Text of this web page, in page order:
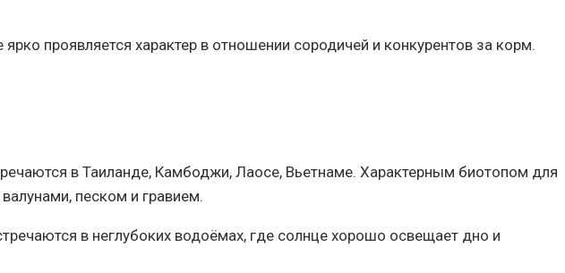
проявляется характер в отношении сородичей и конкурентов за корм.
в Таиланде, Камбоджи, Лаосе, Вьетнаме. Характерным биотопом для
песком и гравием.
в неглубоких водоёмах, где солнце хорошо освещает дно и